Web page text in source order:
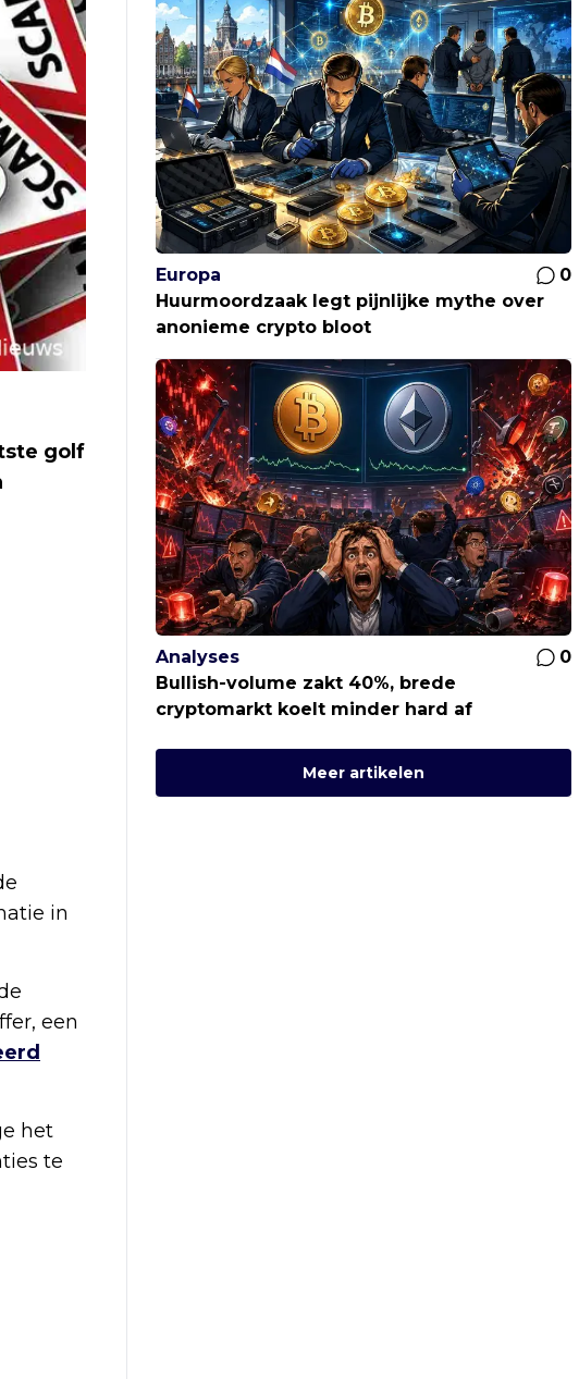
golf
in
een
het
te
Europa
0
Huurmoordzaak legt pijnlijke mythe over
anonieme crypto bloot
Analyses
0
Bullish-volume zakt 40%, brede
cryptomarkt koelt minder hard af
Meer artikelen